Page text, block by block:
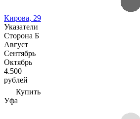
Кирова, 29
Указатели
Сторона Б
Август
Сентябрь
Октябрь
4.500
рублей
Купить
Уфа